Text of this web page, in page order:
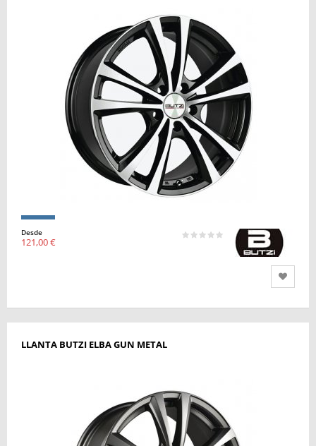
Desde
121,00 €
LLANTA BUTZI ELBA GUN METAL